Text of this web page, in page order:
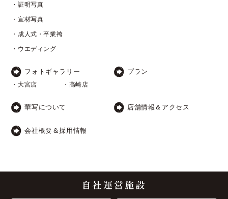
・証明写真
・宣材写真
・成人式・卒業袴
・ウエディング
フォトギャラリー
・大宮店 ・高崎店
プラン
華写について 店舗情報＆アクセス
会社概要＆採用情報